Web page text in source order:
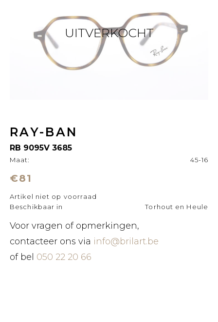
UITVERKOCHT
RAY-BAN
RB 9095V 3685
Maat: 45-16
€81
Artikel niet op voorraad
Beschikbaar in
Torhout en Heule
Voor vragen of opmerkingen,
contacteer ons via info@brilart.be
of bel 050 22 20 66